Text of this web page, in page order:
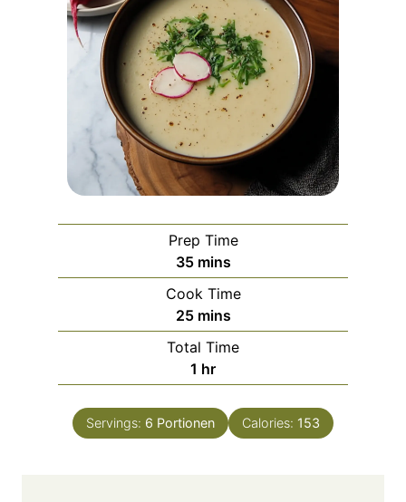
Prep Time
35m
i
n
u
t
e
s
mins
Cook Time
25m
i
n
u
e
s
mins
Total Time
1 h
o
u
r
hr
Servings: 6 Portionen Calories: 153